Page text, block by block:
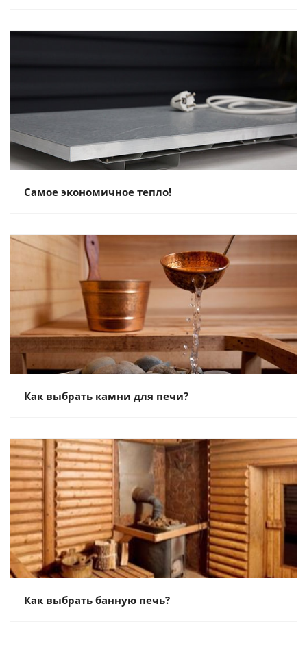
Самое экономичное тепло!
Как выбрать камни для печи?
Как выбрать банную печь?